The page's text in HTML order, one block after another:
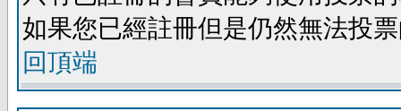
如果您已經註冊但是仍然無法投
回頂端